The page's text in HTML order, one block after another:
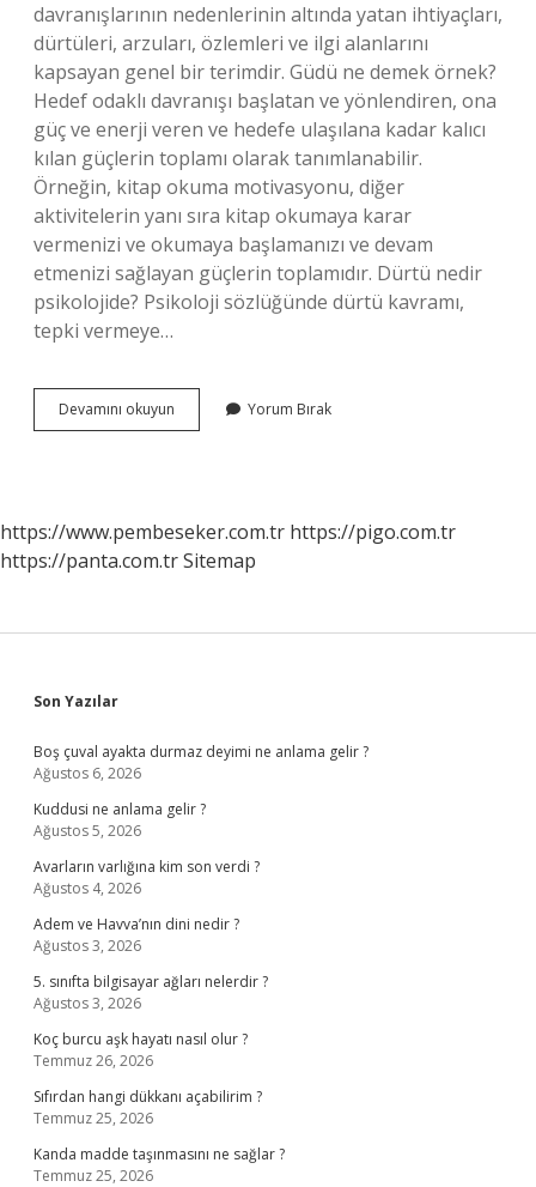
davranışlarının nedenlerinin altında yatan ihtiyaçları,
dürtüleri, arzuları, özlemleri ve ilgi alanlarını
kapsayan genel bir terimdir. Güdü ne demek örnek?
Hedef odaklı davranışı başlatan ve yönlendiren, ona
güç ve enerji veren ve hedefe ulaşılana kadar kalıcı
kılan güçlerin toplamı olarak tanımlanabilir.
Örneğin, kitap okuma motivasyonu, diğer
aktivitelerin yanı sıra kitap okumaya karar
vermenizi ve okumaya başlamanızı ve devam
etmenizi sağlayan güçlerin toplamıdır. Dürtü nedir
psikolojide? Psikoloji sözlüğünde dürtü kavramı,
tepki vermeye…
Devamını okuyun
Ve
Yorum Bırak
https://www.pembeseker.com.tr https://pigo.com.tr
https://panta.com.trSitemap
Sidebar
Son Yazılar
Boş çuval ayakta durmaz deyimi ne anlama gelir ?
Ağustos 6, 2026
Kuddusi ne anlama gelir ?
Ağustos 5, 2026
Avarların varlığına kim son verdi ?
Ağustos 4, 2026
Adem ve Havva’nın dini nedir ?
Ağustos 3, 2026
5. sınıfta bilgisayar ağları nelerdir ?
Ağustos 3, 2026
Koç burcu aşk hayatı nasıl olur ?
Temmuz 26, 2026
Sıfırdan hangi dükkanı açabilirim ?
Temmuz 25, 2026
Kanda madde taşınmasını ne sağlar ?
Temmuz 25, 2026